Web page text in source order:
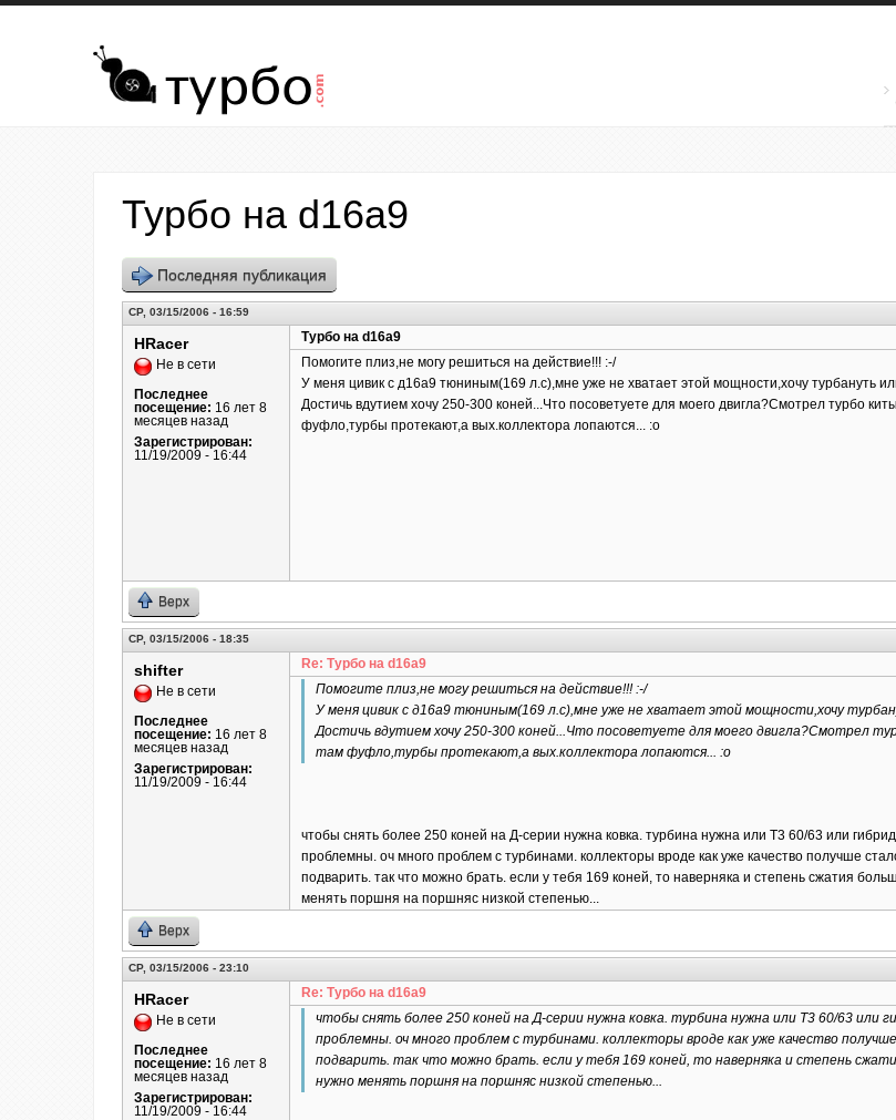
Перейти к основному содержанию
Турбо на d16a9
Последняя публикация
СР, 03/15/2006 - 16:59
HRacer
Не в сети
Последнее
посещение: 16 лет 8
месяцев назад
Зарегистрирован:
11/19/2009 - 16:44
Турбо на d16a9
Помогите плиз,не могу решиться на действие!!! :-/
У меня цивик с д16а9 тюниным(169 л.с),мне уже не хватает этой мощности,хочу турбануть
Достичь вдутием хочу 250-300 коней...Что посоветуете для моего двигла?Смотрел турбо
фуфло,турбы протекают,а вых.коллектора лопаются... :o
Верх
СР, 03/15/2006 - 18:35
shifter
Не в сети
Последнее
посещение: 16 лет 8
месяцев назад
Зарегистрирован:
11/19/2009 - 16:44
Re: Турбо на d16a9
Помогите плиз,не могу решиться на действие!!! :-/
У меня цивик с д16а9 тюниным(169 л.с),мне уже не хватает этой мощности,хочу
Достичь вдутием хочу 250-300 коней...Что посоветуете для моего двигла?Смотрел
там фуфло,турбы протекают,а вых.коллектора лопаются... :o
чтобы снять более 250 коней на Д-серии нужна ковка. турбина нужна или T3 60/63 или
проблемны. оч много проблем с турбинами. коллекторы вроде как уже качество получше
подварить. так что можно брать. если у тебя 169 коней, то наверняка и степень сжатия
менять поршня на поршняс низкой степенью...
Верх
СР, 03/15/2006 - 23:10
HRacer
Не в сети
Последнее
посещение: 16 лет 8
месяцев назад
Зарегистрирован:
11/19/2009 - 16:44
Re: Турбо на d16a9
чтобы снять более 250 коней на Д-серии нужна ковка. турбина нужна или T3 60/63
проблемны. оч много проблем с турбинами. коллекторы вроде как уже качество
подварить. так что можно брать. если у тебя 169 коней, то наверняка и степень
нужно менять поршня на поршняс низкой степенью...